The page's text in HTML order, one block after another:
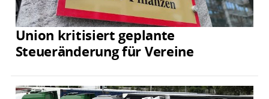
Union kritisiert geplante
Steueränderung für Vereine